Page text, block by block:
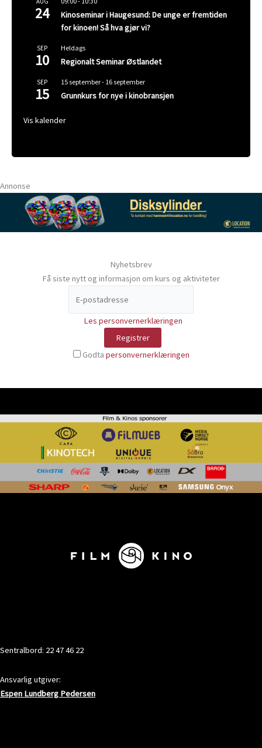
24
Kinoseminar i Haugesund: De unge er fremtiden
for kinoen! Så hva gjør vi?
SEP
10
Heldags
Regionalt Seminar Østlandet
SEP
15
15 september- 16 september
Grunnkurs for nye i kinobransjen
Vis kalender
Annonse
Nyhetsbrev
Få siste nytt og informasjon om kurs og aktiviteter
Les personvernerklæringen
Godta personvernerklæringen
Sentralbord: 22 47 46 22
Ansvarlig utgiver:
Espen Lundberg Pedersen